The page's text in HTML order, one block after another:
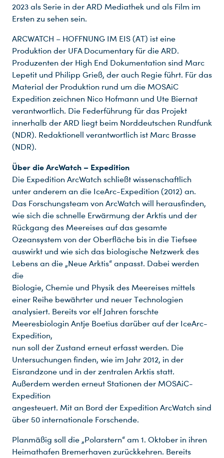
2023 als Serie in der ARD Mediathek und als Film im
Ersten zu sehen sein.
ARCWATCH – HOFFNUNG IM EIS (AT) ist eine
Produktion der UFA Documentary für die ARD.
Produzenten der High End Dokumentation sind Marc
Lepetit und Philipp Grieß, der auch Regie führt. Für das
Material der Produktion rund um die MOSAiC
Expedition zeichnen Nico Hofmann und Ute Biernat
verantwortlich. Die Federführung für das Projekt
innerhalb der ARD liegt beim Norddeutschen Rundfunk
(NDR). Redaktionell verantwortlich ist Marc Brasse
(NDR).
Über die ArcWatch – Expedition
Die Expedition ArcWatch schließt wissenschaftlich
unter anderem an die IceArc-Expedition (2012) an.
Das Forschungsteam von ArcWatch will herausfinden,
wie sich die schnelle Erwärmung der Arktis und der
Rückgang des Meereises auf das gesamte
Ozeansystem von der Oberfläche bis in die Tiefsee
auswirkt und wie sich das biologische Netzwerk des
Lebens an die „Neue Arktis“ anpasst. Dabei werden
die
Biologie, Chemie und Physik des Meereises mittels
einer Reihe bewährter und neuer Technologien
analysiert. Bereits vor elf Jahren forschte
Meeresbiologin Antje Boetius darüber auf der IceArc-
Expedition,
nun soll der Zustand erneut erfasst werden. Die
Untersuchungen finden, wie im Jahr 2012, in der
Eisrandzone und in der zentralen Arktis statt.
Außerdem werden erneut Stationen der MOSAiC-
Expedition
angesteuert. Mit an Bord der Expedition ArcWatch sind
über 50 internationale Forschende.
Planmäßig soll die „Polarstern“ am 1. Oktober in ihren
Heimathafen Bremerhaven zurückkehren. Bereits